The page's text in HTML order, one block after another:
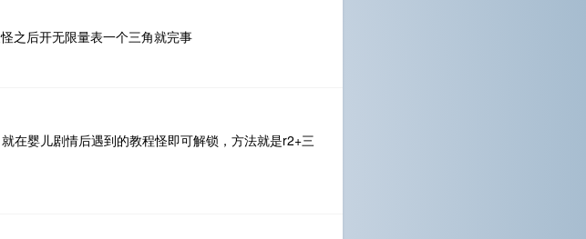
之后开无限量表一个三角就完事
在婴儿剧情后遇到的教程怪即可解锁，方法就是r2+三